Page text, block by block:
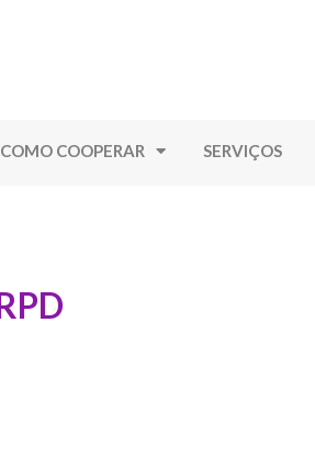
COMO COOPERAR SERVIÇOS